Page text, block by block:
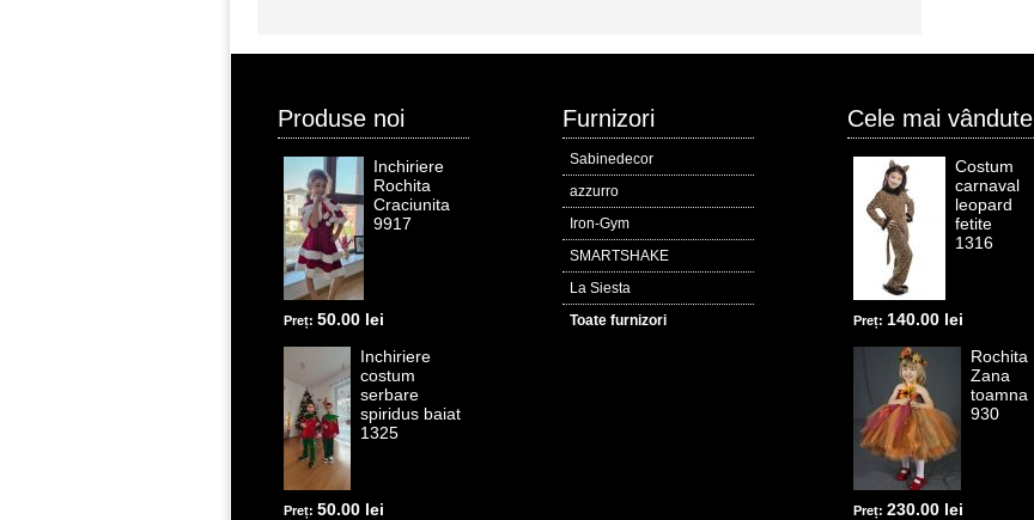
Produse noi
Inchiriere
Rochita
Craciunita
9917
Preț: 50.00 lei
Inchiriere
costum
serbare
spiridus baiat
1325
Preț: 50.00 lei
Furnizori
Sabinedecor
azzurro
Iron-Gym
SMARTSHAKE
La Siesta
Toate furnizori
Cele mai vândute
Costum
carnaval
leopard
fetite
1316
Preț: 140.00 lei
Rochita
Zana
toamna
930
Preț: 230.00 lei